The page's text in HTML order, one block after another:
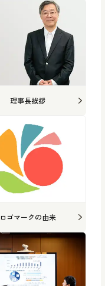
理事長挨拶
ロゴマークの由来